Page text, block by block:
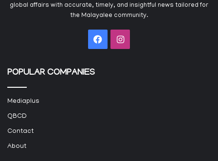
global affairs with accurate, timely, and insightful news tailored for
the Malayalee community.
FacebookInstagram
POPULAR COMPANIES
Mediaplus
QBCD
Contact
About